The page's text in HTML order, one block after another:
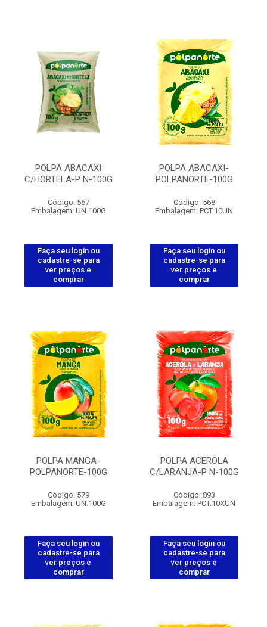
POLPA ABACAXI
C/HORTELA-P N-100G
Código: 567
Embalagem: UN.100G
Faça seu login ou
cadastre-se para
ver preços e
comprar
POLPA ABACAXI-
POLPANORTE-100G
Código: 568
Embalagem: PCT.10UN
Faça seu login ou
cadastre-se para
ver preços e
comprar
POLPA MANGA-
POLPANORTE-100G
Código: 579
Embalagem: UN.100G
Faça seu login ou
cadastre-se para
ver preços e
comprar
POLPA ACEROLA
C/LARANJA-P N-100G
Código: 893
Embalagem: PCT.10XUN
Faça seu login ou
cadastre-se para
ver preços e
comprar